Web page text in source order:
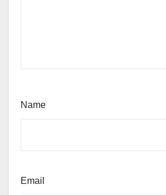
Name
Email